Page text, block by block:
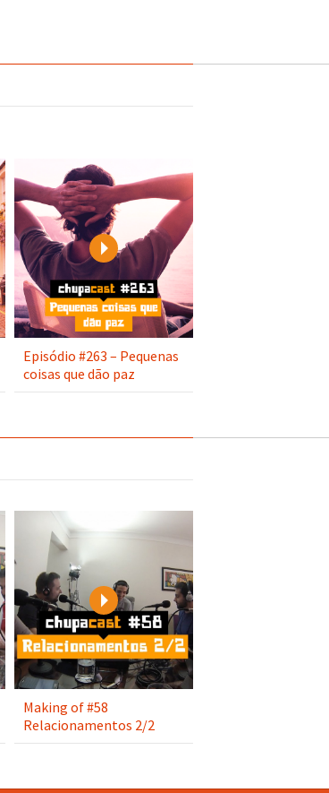
Play
Episódio #263 – Pequenas
coisas que dão paz
Play
Making of #58
Relacionamentos 2/2